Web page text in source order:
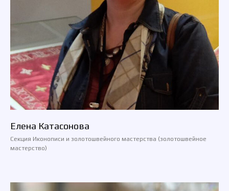
Елена Катасонова
Секция Иконописи и золотошвейного мастерства (золотошвейное
мастерство)